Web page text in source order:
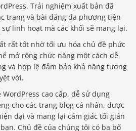
Trải nghiệm xuất bản đã
trang và bài đăng đa phương tiện
linh hoạt mà các khối sẽ mang lại.
rất tốt nhờ tối ưu hóa chủ đề phức
mở rộng chức năng một cách dễ
và hợp lệ đảm bảo khả năng tương
vời.
cao cấp, dễ sử dụng
cho các trang blog cá nhân, được
đại và mang lại cảm giác tối giản
Chủ đề của chúng tôi có ba bố